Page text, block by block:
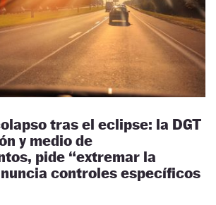
tras el eclipse: la DGT
y medio de
pide “extremar la
controles específicos